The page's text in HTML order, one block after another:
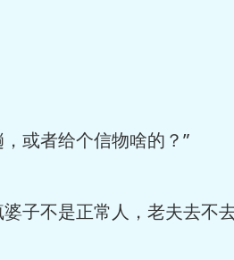
或者给个信物啥的？”
不是正常人，老夫去不